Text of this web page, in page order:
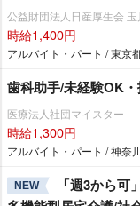
公益財団法人日産厚生会 玉
時給1,400円
アルバイト・パート / 東京
歯科助手/未経験OK
医療法人社団マイスター
時給1,300円
アルバイト・パート / 神奈
NEW
「週3から